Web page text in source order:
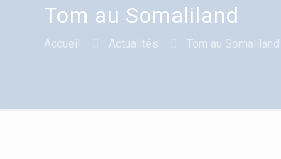
Tom au Somaliland
Accueil Actualités Tom au Somaliland